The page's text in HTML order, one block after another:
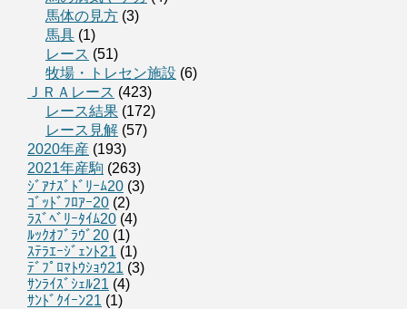
馬体の見方 (3)
馬具 (1)
レース (51)
牧場・トレセン施設 (6)
ＪＲＡレース (423)
レース結果 (172)
レース見解 (57)
2020年産 (193)
2021年産駒 (263)
ｼﾞｱﾅｽﾞﾄﾞﾘｰﾑ20 (3)
ｺﾞｯﾄﾞﾌﾛｱｰ20 (2)
ﾗｽﾞﾍﾞﾘｰﾀｲﾑ20 (4)
ﾙｯｸｵﾌﾞﾗｳﾞ20 (1)
ｽﾃﾗｴｰｼﾞｪﾝﾄ21 (1)
ﾃﾞﾌﾟﾛﾏﾄｳｼｮｳ21 (3)
ｻﾝﾗｲｽﾞｼｪﾙ21 (4)
ｻﾝﾄﾞｸｲｰﾝ21 (1)